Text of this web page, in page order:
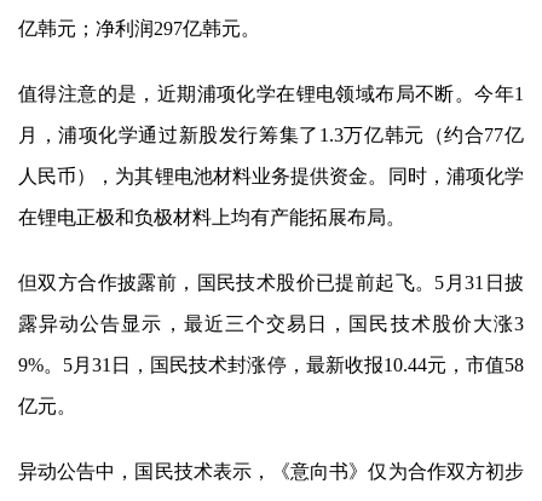
亿韩元；净利润297亿韩元。
值得注意的是，近期浦项化学在锂电领域布局不断。今年1
月，浦项化学通过新股发行筹集了1.3万亿韩元（约合77亿
人民币），为其锂电池材料业务提供资金。同时，浦项化学
在锂电正极和负极材料上均有产能拓展布局。
但双方合作披露前， 国民技术股价已提前起飞。5月31日披
露异动公告显示，最近三个交易日， 国民技术股价大涨3
9%。5月31日， 国民技术封涨停，最新收报10.44元，市值58
亿元。
异动公告中， 国民技术表示，《意向书》仅为合作双方初步